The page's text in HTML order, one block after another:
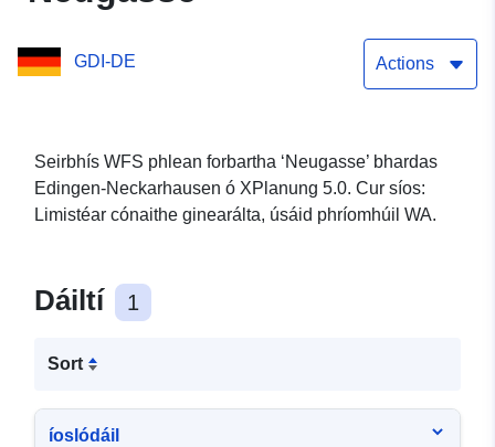
GDI-DE Actions
Seirbhís WFS phlean forbartha ‘Neugasse’ bhardas
Edingen-Neckarhausen ó XPlanung 5.0. Cur síos:
Limistéar cónaithe ginearálta, úsáid phríomhúil WA.
Dáiltí 1
Sort
íoslódáil